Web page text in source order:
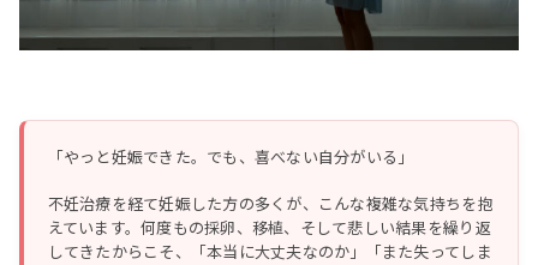
「やっと妊娠できた。でも、喜べない自分がいる」
不妊治療を経て妊娠した方の多くが、こんな複雑な気持ちを抱
えています。何度もの採卵、移植、そして悲しい結果を繰り返
してきたからこそ、「本当に大丈夫なのか」「また失ってしま